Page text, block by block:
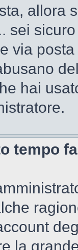
allora
sei
via
hai
tempo
la